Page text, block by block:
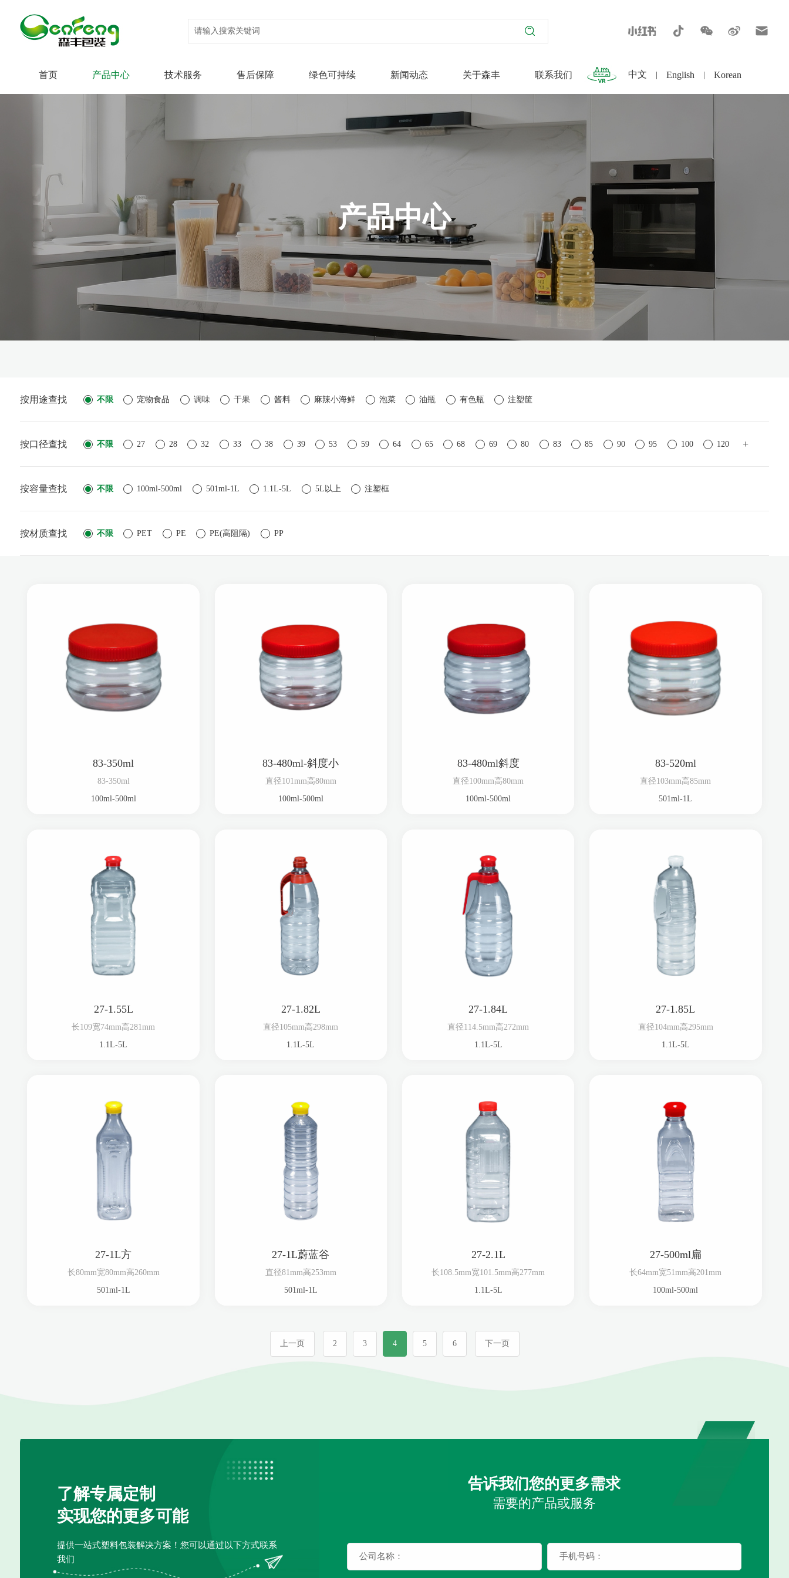
首页 产品中心
PP
技术服务 售后保障 绿色可持续 新闻动态
下载中心
关于森丰
荣誉资质
联系我们 中文 | English | Korean
产品中心
按用途查找 不限 宠物食品 调味 干果 酱料 麻辣小海鲜 泡菜 油瓶 有色瓶 注塑筐
按口径查找 不限 27 28 32 33 38 39 53 59 64 65 68 69 80 83 85 90 95 100 120
300 305 307 309 401 注塑框
+
按容量查找 不限 100ml-500ml 501ml-1L 1.1L-5L 5L以上 注塑框
按材质查找 不限 PET PE PE(高阻隔) PP
83-350ml
83-350ml
100ml-500ml
83-480ml-斜度小
直径101mm高80mm
100ml-500ml
83-480ml斜度
直径100mm高80mm
100ml-500ml
83-520ml
直径103mm高85mm
501ml-1L
27-1.55L
长109宽74mm高281mm
1.1L-5L
27-1.82L
直径105mm高298mm
1.1L-5L
27-1.84L
直径114.5mm高272mm
1.1L-5L
27-1.85L
直径104mm高295mm
1.1L-5L
27-1L方
长80mm宽80mm高260mm
501ml-1L
27-1L蔚蓝谷
直径81mm高253mm
501ml-1L
27-2.1L
长108.5mm宽101.5mm高277mm
1.1L-5L
27-500ml扁
长64mm宽51mm高201mm
100ml-500ml
上一页 2 3 4 5 6 下一页
了解专属定制
实现您的更多可能
提供一站式塑料包装解决方案！您可以通过以下方式联系
我们
告诉我们您的更多需求
需要的产品或服务